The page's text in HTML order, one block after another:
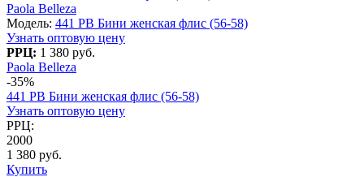
Paola Belleza
Модель: 441 PB Бини женская флис (56-58)
Узнать оптовую цену
РРЦ: 1 380 руб.
Paola Belleza
-35%
441 PB Бини женская флис (56-58)
Узнать оптовую цену
РРЦ:
2000
1 380 руб.
Купить